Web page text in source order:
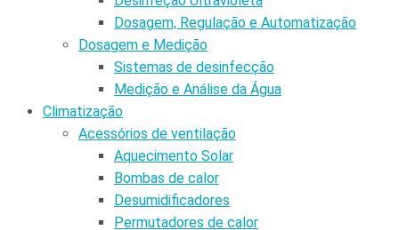
Dosagem, Regulação e Automatização
Dosagem e Medição
Sistemas de desinfecção
Medição e Análise da Água
Climatização
Acessórios de ventilação
Aquecimento Solar
Bombas de calor
Desumidificadores
Permutadores de calor